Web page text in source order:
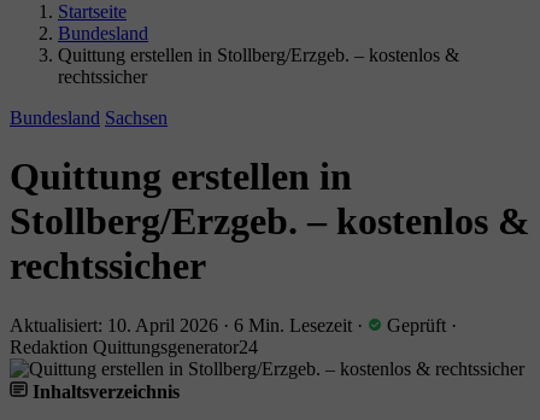
Startseite
Bundesland
Quittung erstellen in Stollberg/Erzgeb. – kostenlos &
rechtssicher
Bundesland Sachsen
Quittung erstellen in
Stollberg/Erzgeb. – kostenlos &
rechtssicher
Aktualisiert: 10. April 2026 · 6 Min. Lesezeit · Geprüft ·
Redaktion Quittungsgenerator24
Inhaltsverzeichnis